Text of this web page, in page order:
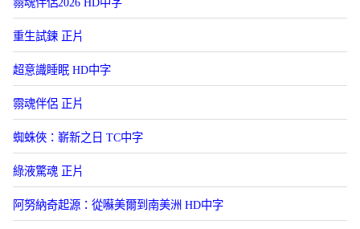
重生試鍊 正片
超意識睡眠 HD中字
霛魂伴侶 正片
蜘蛛俠：嶄新之日 TC中字
綠液驚魂 正片
阿努納奇起源：從囌美爾到南美洲 HD中字